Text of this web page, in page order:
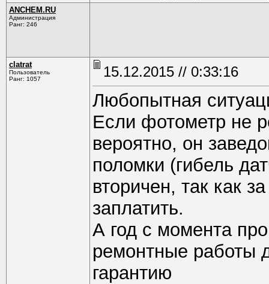
ANCHEM.RU
Администрация
Ранг: 246
clatrat
Пользователь
Ранг: 1057
15.12.2015 // 0:33:16
Любопытная
Если фотометр не
вероятно, он
поломки (гибель
вторичен, так как
заплатить.
А год с момента
ремонтные работы
гарантию